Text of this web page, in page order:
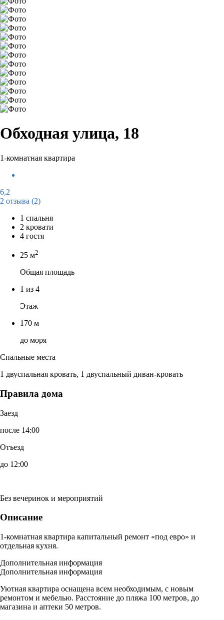
Обходная улица, 18
1-комнатная квартира
6,2
2 отзыва (2)
1 спальня
2 кровати
4 гостя
25 м2
Общая площадь
1 из 4
Этаж
170 м
до моря
Спальные места
1 двуспальная кровать, 1 двуспальный диван-кровать
Правила дома
Заезд
после 14:00
Отъезд
до 12:00
Без вечеринок и мероприятий
Описание
1-комнатная квартира капитальный ремонт «под евро» и
отдельная кухня.
Дополнительная информация
Дополнительная информация
Уютная квартира оснащена всем необходимым, с новым
ремонтом и мебелью. Расстояние до пляжа 100 метров, до
магазина и аптеки 50 метров.